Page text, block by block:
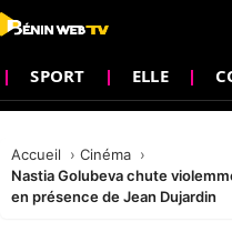
SPORT ELLE
Accueil
Cinéma
Nastia Golubeva chute
en présence de Jean Dujardin